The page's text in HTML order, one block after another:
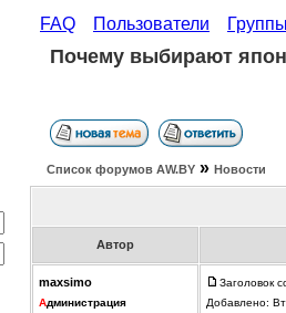
FAQ Пользователи
Почему выбирают
Список форумов АW.BY » Новости
Автор
maxsimo
Администрация
Заголовок
Добавлено: